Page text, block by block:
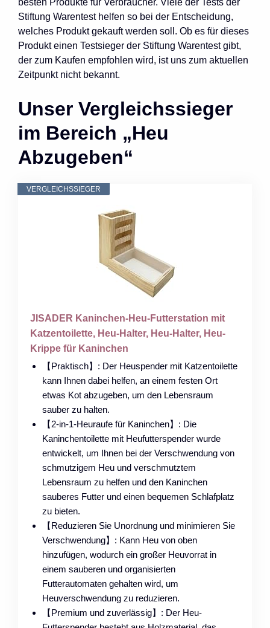
Stiftung Warentest helfen so bei der Entscheidung,
welches Produkt gekauft werden soll. Ob es für dieses
Produkt einen Testsieger der Stiftung Warentest gibt,
der zum Kaufen empfohlen wird, ist uns zum aktuellen
Zeitpunkt nicht bekannt.
Unser Vergleichssieger
im Bereich „Heu
Abzugeben“
VERGLEICHSSIEGER
JISADER Kaninchen-Heu-Futterstation mit
Katzentoilette, Heu-Halter, Heu-Halter, Heu-
Krippe für Kaninchen
【Praktisch】: Der Heuspender mit Katzentoilette
kann Ihnen dabei helfen, an einem festen Ort
etwas Kot abzugeben, um den Lebensraum
sauber zu halten.
【2-in-1-Heuraufe für Kaninchen】: Die
Kaninchentoilette mit Heufutterspender wurde
entwickelt, um Ihnen bei der Verschwendung von
schmutzigem Heu und verschmutztem
Lebensraum zu helfen und den Kaninchen
sauberes Futter und einen bequemen Schlafplatz
zu bieten.
【Reduzieren Sie Unordnung und minimieren Sie
Verschwendung】: Kann Heu von oben
hinzufügen, wodurch ein großer Heuvorrat in
einem sauberen und organisierten
Futterautomaten gehalten wird, um
Heuverschwendung zu reduzieren.
【Premium und zuverlässig】: Der Heu-